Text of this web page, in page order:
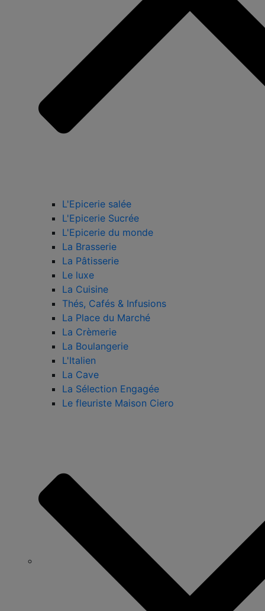
L'Epicerie salée
L'Epicerie Sucrée
L'Epicerie du monde
La Brasserie
La Pâtisserie
Le luxe
La Cuisine
Thés, Cafés & Infusions
La Place du Marché
La Crèmerie
La Boulangerie
L'Italien
La Cave
La Sélection Engagée
Le fleuriste Maison Ciero